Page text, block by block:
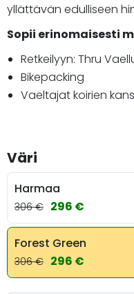
yllättävän edulliseen
Sopii erinomaisesti
Retkeilyyn: Thru
Bikepacking
Vaeltajat koirien
Väri
Harmaa
306 € 296 €
Forest Green
306 € 296 €